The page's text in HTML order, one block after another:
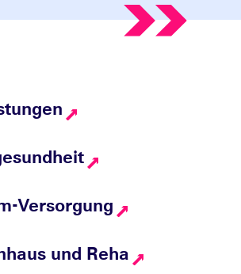
Versorgung
und Reha